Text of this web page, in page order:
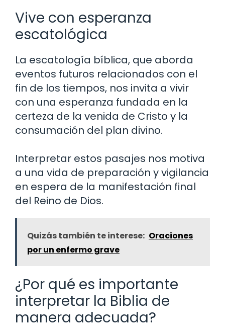
Vive con esperanza
escatológica
La escatología bíblica, que aborda
eventos futuros relacionados con el
fin de los tiempos, nos invita a vivir
con una esperanza fundada en la
certeza de la venida de Cristo y la
consumación del plan divino.
Interpretar estos pasajes nos motiva
a una vida de preparación y vigilancia
en espera de la manifestación final
del Reino de Dios.
Quizás también te interese: Oraciones
por un enfermo grave
¿Por qué es importante
interpretar la Biblia de
manera adecuada?